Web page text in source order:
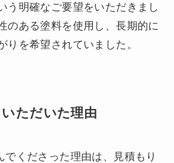
う明確なご要望をいただきまし
のある塗料を使用し、長期的に
りを希望されていました。
ただいた理由
でくださった理由は、見積もり